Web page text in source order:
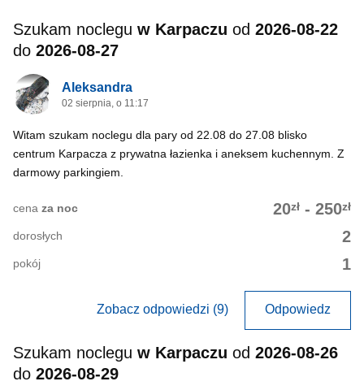
Szukam noclegu w Karpaczu od 2026-08-22
do 2026-08-27
Aleksandra
02 sierpnia, o 11:17
Witam szukam noclegu dla pary od 22.08 do 27.08 blisko
centrum Karpacza z prywatna łazienka i aneksem kuchennym. Z
darmowy parkingiem.
20zł - 250zł
cena za noc
2
dorosłych
1
pokój
Zobacz odpowiedzi (9) Odpowiedz
Szukam noclegu w Karpaczu od 2026-08-26
do 2026-08-29